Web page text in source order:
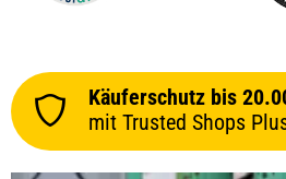
Käuferschutz bis
mit Trusted Shops